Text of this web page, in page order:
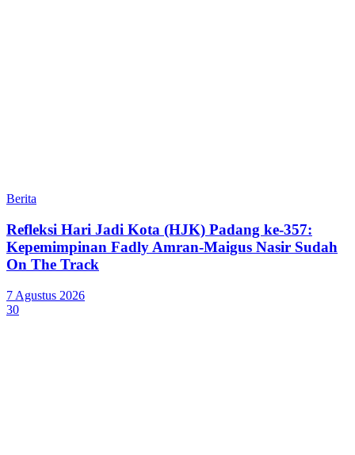
Berita
Refleksi Hari Jadi Kota (HJK) Padang ke-357:
Kepemimpinan Fadly Amran-Maigus Nasir Sudah
On The Track
7 Agustus 2026
30